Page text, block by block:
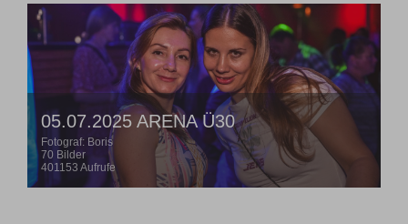
05.07.2025 ARENA Ü30
Fotograf: Boris
70 Bilder
401153 Aufrufe